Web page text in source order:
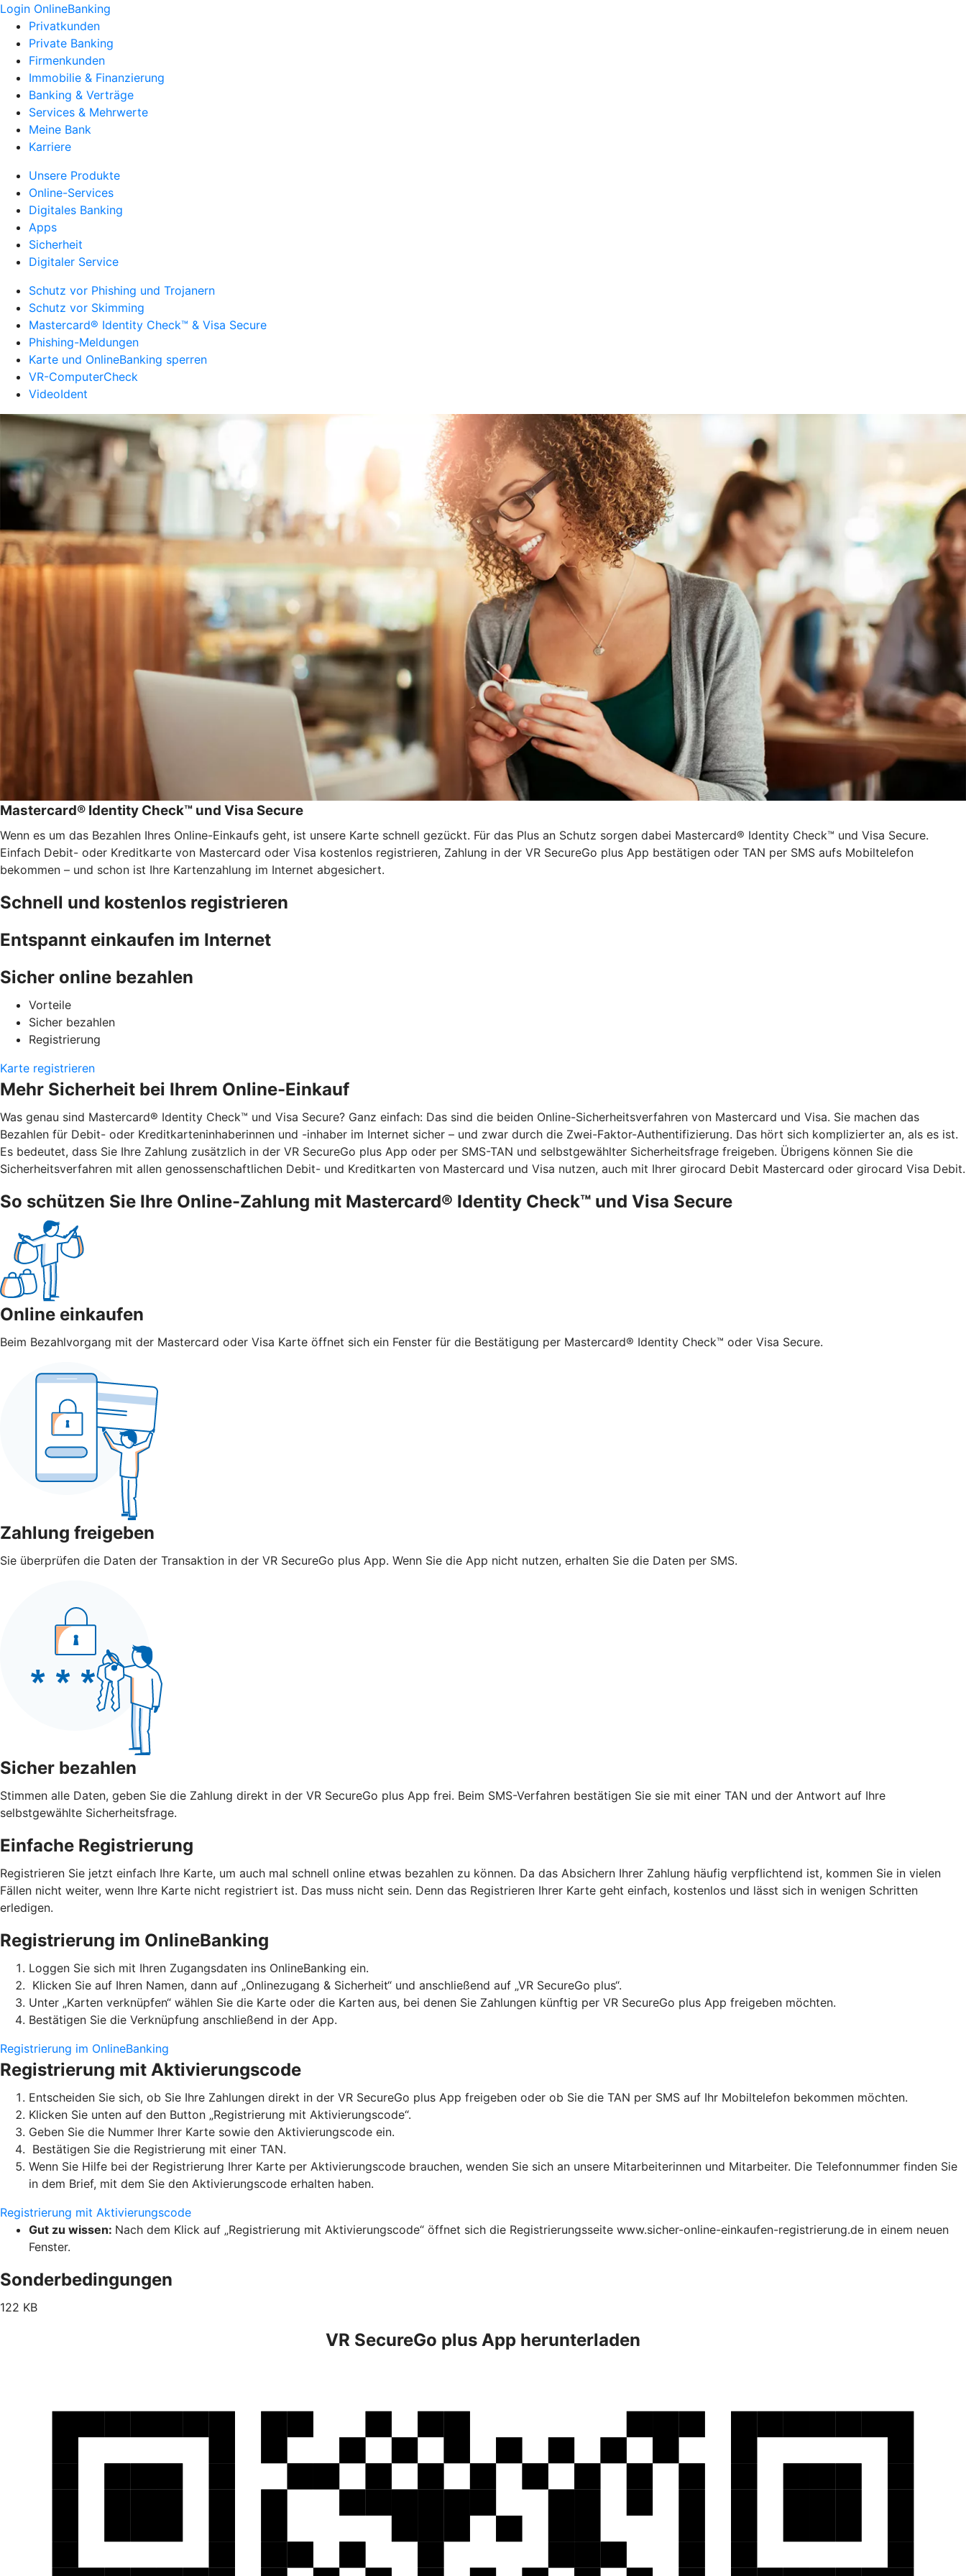
Login OnlineBanking
Privatkunden
Private Banking
Firmenkunden
Immobilie & Finanzierung
Banking & Verträge
Services & Mehrwerte
Meine Bank
Karriere
Unsere Produkte
Online-Services
Digitales Banking
Apps
Sicherheit
Digitaler Service
Schutz vor Phishing und Trojanern
Schutz vor Skimming
Mastercard® Identity Check™ & Visa Secure
Phishing-Meldungen
Karte und OnlineBanking sperren
VR-ComputerCheck
VideoIdent
Mastercard® Identity Check™ und Visa Secure
Wenn es um das Bezahlen Ihres Online-Einkaufs geht, ist unsere Karte schnell gezückt. Für das Plus an Schutz sorgen dabei Mastercard® Identity Check™ und Visa Secure.
Einfach Debit- oder Kreditkarte von Mastercard oder Visa kostenlos registrieren, Zahlung in der VR SecureGo plus App bestätigen oder TAN per SMS aufs Mobiltelefon
bekommen – und schon ist Ihre Kartenzahlung im Internet abgesichert.
Schnell und kostenlos registrieren
Entspannt einkaufen im Internet
Sicher online bezahlen
Vorteile
Sicher bezahlen
Registrierung
Karte registrieren
Mehr Sicherheit bei Ihrem Online-Einkauf
Was genau sind Mastercard® Identity Check™ und Visa Secure? Ganz einfach: Das sind die beiden Online-Sicherheitsverfahren von Mastercard und Visa. Sie machen das
Bezahlen für Debit- oder Kreditkarteninhaberinnen und -inhaber im Internet sicher – und zwar durch die Zwei-Faktor-Authentifizierung. Das hört sich komplizierter an, als es ist.
Es bedeutet, dass Sie Ihre Zahlung zusätzlich in der VR SecureGo plus App oder per SMS-TAN und selbstgewählter Sicherheitsfrage freigeben. Übrigens können Sie die
Sicherheitsverfahren mit allen genossenschaftlichen Debit- und Kreditkarten von Mastercard und Visa nutzen, auch mit Ihrer girocard Debit Mastercard oder girocard Visa Debit.
So schützen Sie Ihre Online-Zahlung mit Mastercard® Identity Check™ und Visa Secure
Online einkaufen
Beim Bezahlvorgang mit der Mastercard oder Visa Karte öffnet sich ein Fenster für die Bestätigung per Mastercard® Identity Check™ oder Visa Secure.
Zahlung freigeben
Sie überprüfen die Daten der Transaktion in der VR SecureGo plus App. Wenn Sie die App nicht nutzen, erhalten Sie die Daten per SMS.
Sicher bezahlen
Stimmen alle Daten, geben Sie die Zahlung direkt in der VR SecureGo plus App frei. Beim SMS-Verfahren bestätigen Sie sie mit einer TAN und der Antwort auf Ihre
selbstgewählte Sicherheitsfrage.
Einfache Registrierung
Registrieren Sie jetzt einfach Ihre Karte, um auch mal schnell online etwas bezahlen zu können. Da das Absichern Ihrer Zahlung häufig verpflichtend ist, kommen Sie in vielen
Fällen nicht weiter, wenn Ihre Karte nicht registriert ist. Das muss nicht sein. Denn das Registrieren Ihrer Karte geht einfach, kostenlos und lässt sich in wenigen Schritten
erledigen.
Registrierung im OnlineBanking
Loggen Sie sich mit Ihren Zugangsdaten ins OnlineBanking ein.
Klicken Sie auf Ihren Namen, dann auf „Onlinezugang & Sicherheit“ und anschließend auf „VR SecureGo plus“.
Unter „Karten verknüpfen“ wählen Sie die Karte oder die Karten aus, bei denen Sie Zahlungen künftig per VR SecureGo plus App freigeben möchten.
Bestätigen Sie die Verknüpfung anschließend in der App.
Registrierung im OnlineBanking
Registrierung mit Aktivierungscode
Entscheiden Sie sich, ob Sie Ihre Zahlungen direkt in der VR SecureGo plus App freigeben oder ob Sie die TAN per SMS auf Ihr Mobiltelefon bekommen möchten.
Klicken Sie unten auf den Button „Registrierung mit Aktivierungscode“.
Geben Sie die Nummer Ihrer Karte sowie den Aktivierungscode ein.
Bestätigen Sie die Registrierung mit einer TAN.
Wenn Sie Hilfe bei der Registrierung Ihrer Karte per Aktivierungscode brauchen, wenden Sie sich an unsere Mitarbeiterinnen und Mitarbeiter. Die Telefonnummer finden Sie
in dem Brief, mit dem Sie den Aktivierungscode erhalten haben.
Registrierung mit Aktivierungscode
Gut zu wissen: Nach dem Klick auf „Registrierung mit Aktivierungscode“ öffnet sich die Registrierungsseite www.sicher-online-einkaufen-registrierung.de in einem neuen
Fenster.
Sonderbedingungen
122 KB
VR SecureGo plus App herunterladen